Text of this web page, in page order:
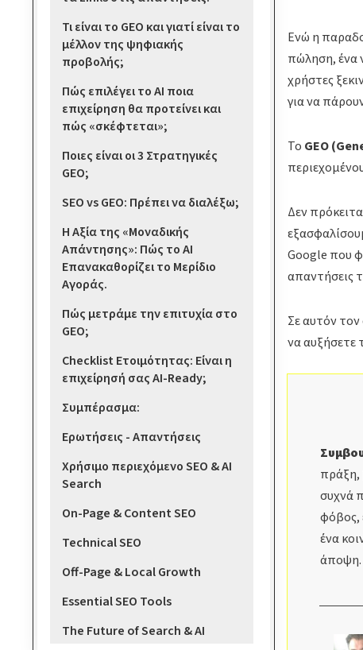
Τι είναι το GEO και γιατί είναι το
μέλλον της ψηφιακής
προβολής;
Πώς επιλέγει το AI ποια
επιχείρηση θα προτείνει και
πώς «σκέφτεται»;
Ποιες είναι οι 3 Στρατηγικές
GEO;
SEO vs GEO: Πρέπει να διαλέξω;
Η Αξία της «Μοναδικής
Απάντησης»: Πώς το AI
Επανακαθορίζει το Μερίδιο
Αγοράς.
Πώς μετράμε την επιτυχία στο
GEO;
Checklist Ετοιμότητας: Είναι η
επιχείρησή σας AI-Ready;
Συμπέρασμα:
Ερωτήσεις - Απαντήσεις
Χρήσιμο περιεχόμενο SEO & AI
Search
On-Page & Content SEO
Technical SEO
Off-Page & Local Growth
Essential SEO Tools
The Future of Search & AI
Ενώ η
πώληση, ένα
χρήστες
για να
Το GEO
Δεν
Google που
απαντήσεις
Σε αυτόν τον
να αυξήσετε
πράξη,
συχνά
φόβος,
ένα
άποψη.